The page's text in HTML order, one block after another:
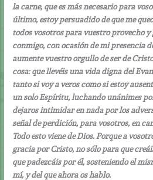
la carne, que es más necesario para
último, estoy persuadido de que me
todos vosotros para vuestro provecho y
conmigo, con ocasión de mi presencia
aumente vuestro orgullo de ser de
cosa: que llevéis una vida digna del
tanto si voy a veros como si estoy
un solo Espíritu, luchando unánimes
dejaros intimidar en nada por los
señal de perdición, para vosotros, en
Todo esto viene de Dios. Porque a
gracia por Cristo, no sólo para que
que padezcáis por él, sosteniendo el
mí, y del que ahora os hablo.